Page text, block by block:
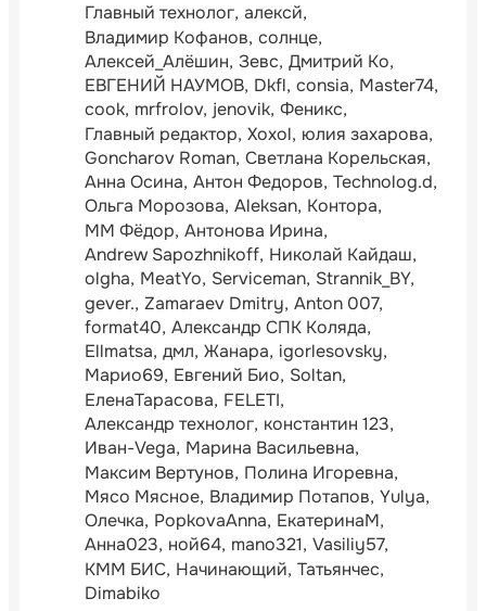
Главный технолог алексй
Владимир Кофанов солнце
Алексей_Алёшин Зевс Дмитрий Ко
ЕВГЕНИЙ НАУМОВ Dkfl consia Master74
cook mrfrolov jenovik Феникс
Главный редактор Xoxol юлия захарова
Goncharov Roman Светлана Корельская
Анна Осина Антон Федоров Technolog.d
Ольга Морозова Aleksan Контора
ММ Фёдор Антонова Ирина
Andrew Sapozhnikoff Николай Кайдаш
olgha MeatYo Serviceman Strannik_BY
gever. Zamaraev Dmitry Anton 007
format40 Александр СПК Коляда
Ellmatsa дмл Жанара igorlesovsky
Марио69 Евгений Био Soltan
ЕленаТарасова FELETI
Александр технолог константин 123
Иван-Vega Марина Васильевна
Максим Вертунов Полина Игоревна
Мясо Мясное Владимир Потапов Yulya
Олечка PopkovaAnna ЕкатеринаМ
Анна023 ной64 mano321 Vasiliy57
КММ БИС Начинающий Татьянчес
Dimabiko